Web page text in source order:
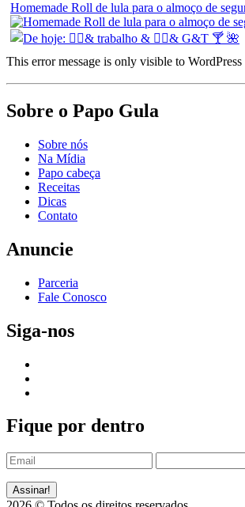
Homemade Roll de lula para o almoço de
This error message is only visible to WordPress
Sobre o Papo Gula
Sobre nós
Na Mídia
Papo cabeça
Receitas
Dicas
Contato
Anuncie
Parceria
Fale Conosco
Siga-nos
Fique por dentro